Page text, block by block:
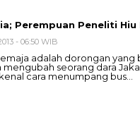
Perempuan Peneliti Hiu
- 06:50 WIB
adalah dorongan yang
mengubah seorang dara
cara menumpang bus…